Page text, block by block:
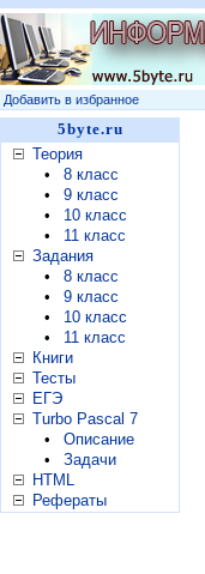
Добавить в избранное
5byte.ru
Теория
•
8 класс
•
9 класс
•
10 класс
•
11 класс
Задания
•
8 класс
•
9 класс
•
10 класс
•
11 класс
Книги
Тесты
ЕГЭ
Turbo Pascal 7
•
Описание
•
Задачи
HTML
Рефераты